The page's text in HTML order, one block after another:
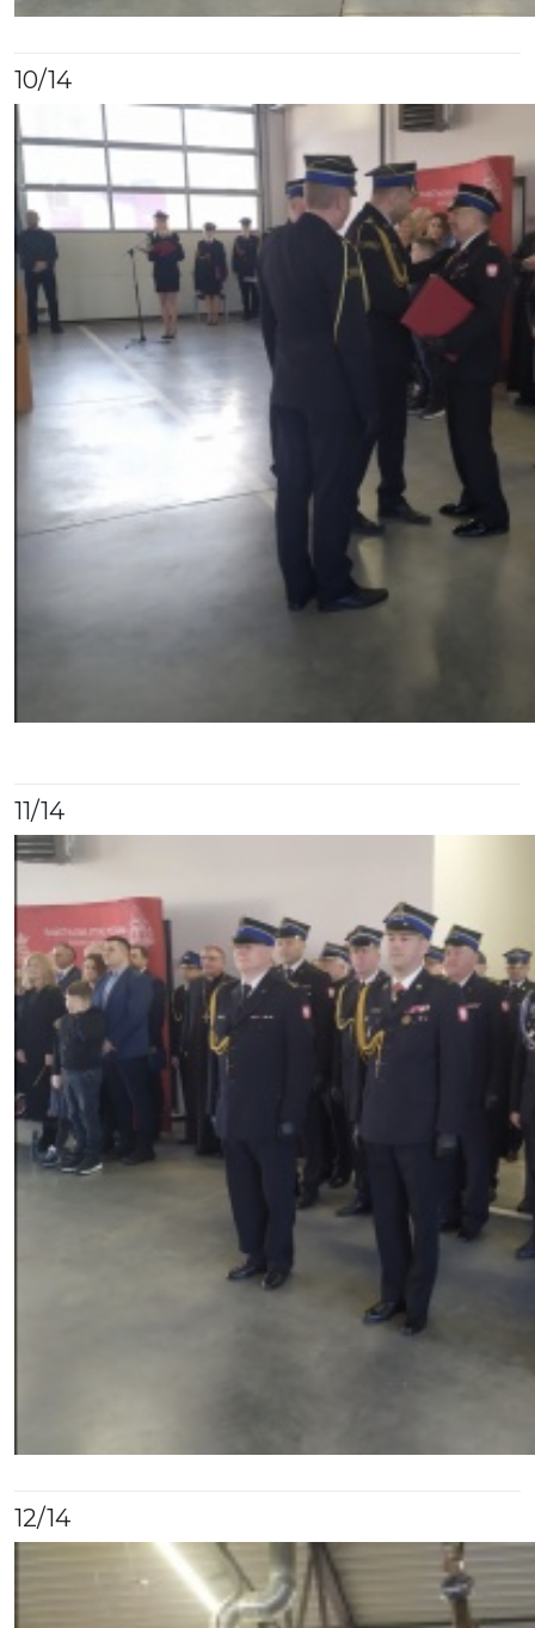
10/14
11/14
12/14